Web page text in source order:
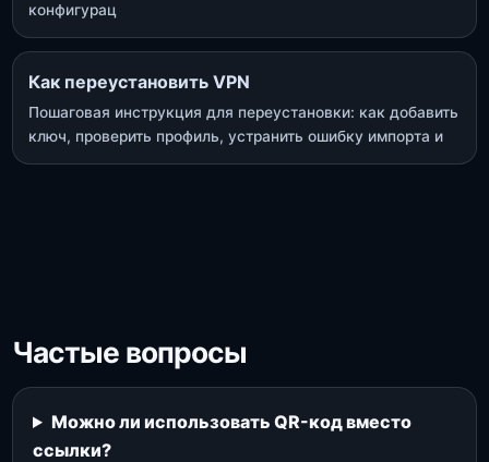
конфигурац
Как переустановить VPN
Пошаговая инструкция для переустановки: как добавить
ключ, проверить профиль, устранить ошибку импорта и
Частые вопросы
Можно ли использовать QR-код вместо
ссылки?